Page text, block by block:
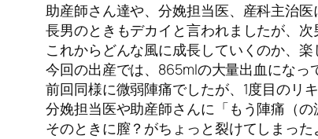
助産師さん達や、分娩担当医、産科主治
長男のときもデカイと言われましたが、次
これからどんな風に成長していくのか、楽
今回の出産では、865mlの大量出血になっ
前回同様に微弱陣痛でしたが、1度目のリ
分娩担当医や助産師さんに「もう陣痛（
そのときに膣？がちょっと裂けてしまっ